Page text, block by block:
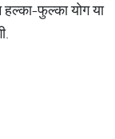
फुल्का योग या